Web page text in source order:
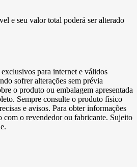
e seu valor total poderá ser alterado
para internet e válidos
sofrer alterações sem prévia
o produto ou embalagem apresentada
Sempre consulte o produto físico
e avisos. Para obter informações
com o revendedor ou fabricante. Sujeito